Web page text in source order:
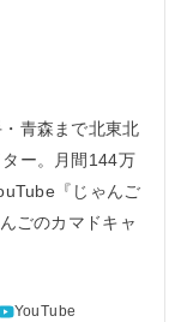
青森まで北東北
ー。月間144万
『じゃんご
ごのカマドキャ